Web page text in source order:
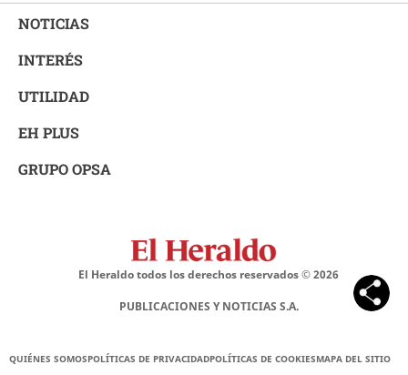
NOTICIAS
INTERÉS
UTILIDAD
EH PLUS
GRUPO OPSA
El Heraldo todos los derechos reservados ©2026
PUBLICACIONES Y NOTICIAS S.A.
QUIÉNES SOMOSPOLÍTICAS DE PRIVACIDADPOLÍTICAS DE COOKIESMAPA DEL SITIO